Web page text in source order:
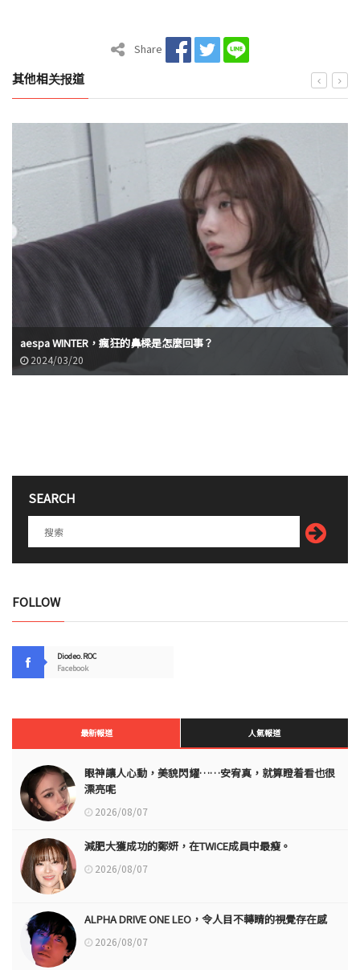
Share
其他相关报道
aespa WINTER，瘋狂的鼻樑是怎麼回事？
2024/03/20
SEARCH
FOLLOW
Diodeo.ROC
Facebook
最新報道 人氣報道
眼神讓人心動，美貌閃耀……安宥真，就算瞪着看也很
漂亮呢
2026/08/07
減肥大獲成功的鄭妍，在TWICE成員中最瘦。
2026/08/07
ALPHA DRIVE ONE LEO，令人目不轉睛的視覺存在感
2026/08/07